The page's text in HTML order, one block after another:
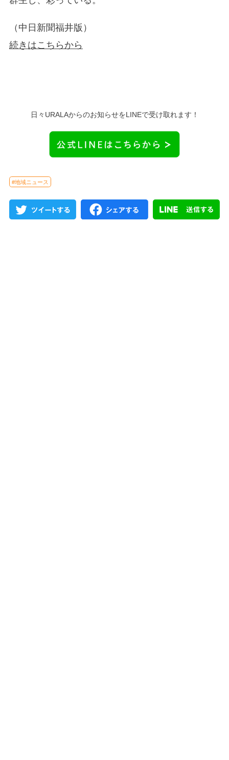
（中日新聞福井版）
続きはこちらから
日々URALAからのお知らせをLINEで受け取れます！
#地域ニュース